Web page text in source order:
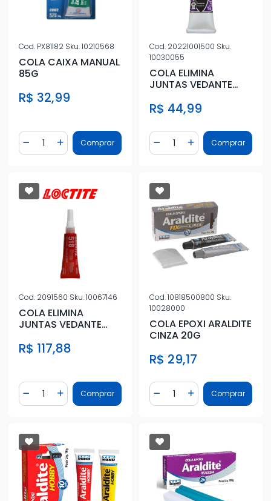
Cod. PX81182 Sku.10210568
COLA CAIXA MANUAL
85G
R$ 32,99
Diminuir Quantidade
Quantidade
Adicionar Quantidade
Comprar
Cod. 20221001500 Sku.
10030055
COLA ELIMINA
JUNTAS VEDANTE
R$ 44,99
Diminuir Quantidade
Quantidade
AdicionarComprar
Cod. 2091560 Sku.10067146
COLA ELIMINA
JUNTAS VEDANTE
R$ 117,88
Diminuir Quantidade
Quantidade
Adicionar Quantidade
Comprar
Cod.10818500800 Sku.
10028000
COLA EPOXI ARALDITE
CINZA 20G
R$ 29,17
Diminuir Quantidade
Quantidade
AdicionarComprar